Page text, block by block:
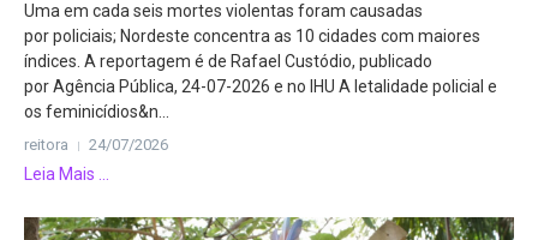
Uma em cada seis mortes violentas foram causadas
por policiais; Nordeste concentra as 10 cidades com maiores
índices. A reportagem é de Rafael Custódio, publicado
por Agência Pública, 24-07-2026 e no IHU A letalidade policial e
os feminicídios&n...
reitora 24/07/2026
Leia Mais ...